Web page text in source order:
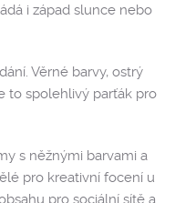
i západ slunce nebo
Věrné barvy, ostrý
to spolehlivý parťák pro
s něžnými barvami a
pro kreativní focení u
pro sociální sítě a